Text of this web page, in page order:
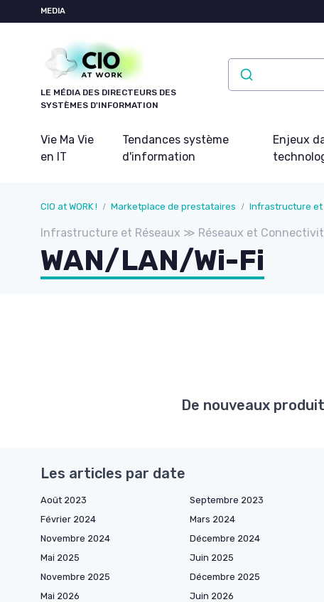
MEDIA
LE MÉDIA DES DIRECTEURS DES
SYSTÈMES D'INFORMATION
Vie Ma Vie
en IT
Tendances système
d'information
Enjeux
CIO at WORK ! Marketplace de prestataires Infrastructure et
Infrastructure et Réseaux ≫ Réseaux et
WAN/LAN/Wi-Fi
De nouveaux
Les articles par date
Août 2023 Septembre 2023
Février 2024
Mars 2024
Novembre 2024
Décembre 2024
Mai 2025
Juin 2025
Novembre 2025
Décembre 2025
Mai 2026
Juin 2026
Panneau de gestion des cookies